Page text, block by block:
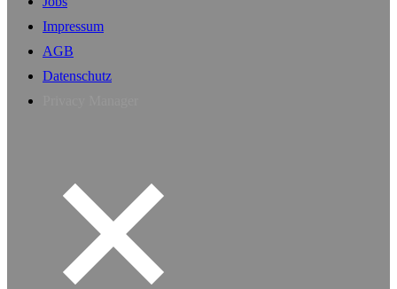
Impressum
AGB
Datenschutz